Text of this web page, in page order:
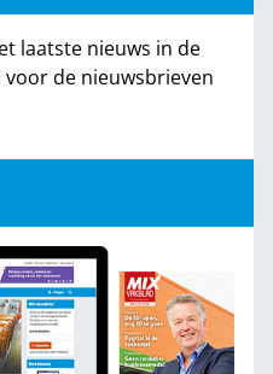
laatste nieuws in de
de nieuwsbrieven